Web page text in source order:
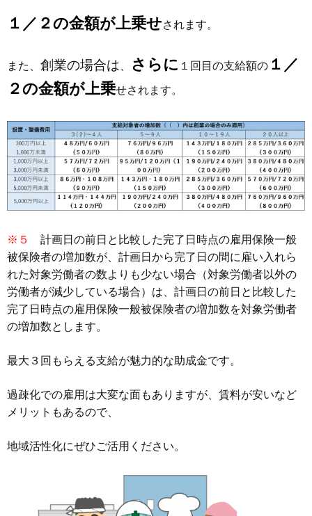
１／２の金額が上乗せされます。
また、 創業の場合は さらに １回目の支給額の １／
２の金額が上乗せされます。
※５
計画日の前日と比較した完了日時点の雇用保険一般
被保険者の増加数が、計画日から完了日の間に雇い入れら
れた対象労働者の数よりも少ない場合（対象労働者以外の
労働者が減少している場合）は、計画日の前日と比較した
完了日時点の雇用保険一般被保険者の増加数を対象労働者
の増加数とします。
最大３回もらえる支給が魅力的な助成金です。
過疎化での雇用は大変な面もありますが、賃料が安いなど
メリットもあるので、
地域活性化にぜひご活用ください。